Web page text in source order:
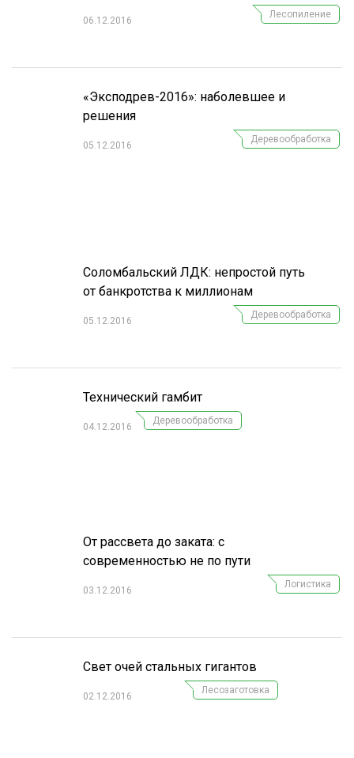
06.12.2016
Лесопиление
«Эксподрев-2016»: наболевшее и
решения
05.12.2016
Деревообработка
Соломбальский ЛДК: непростой путь
от банкротства к миллионам
05.12.2016
Деревообработка
Технический гамбит
04.12.2016
Деревообработка
От рассвета до заката: с
современностью не по пути
03.12.2016
Логистика
Свет очей стальных гигантов
02.12.2016
Лесозаготовка